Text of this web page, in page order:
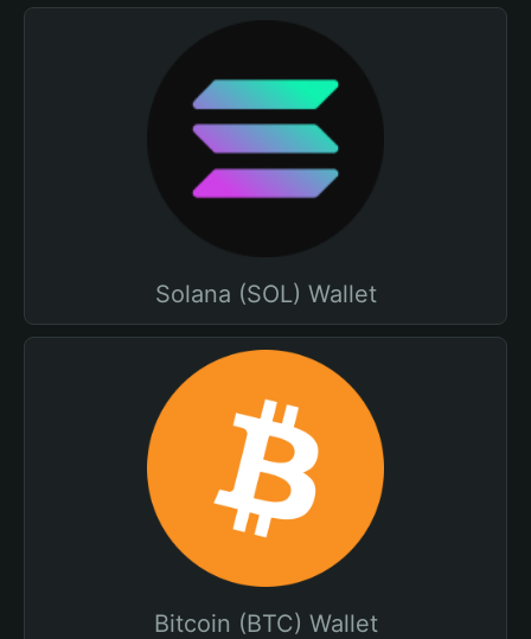
Solana (SOL) Wallet
Bitcoin (BTC) Wallet